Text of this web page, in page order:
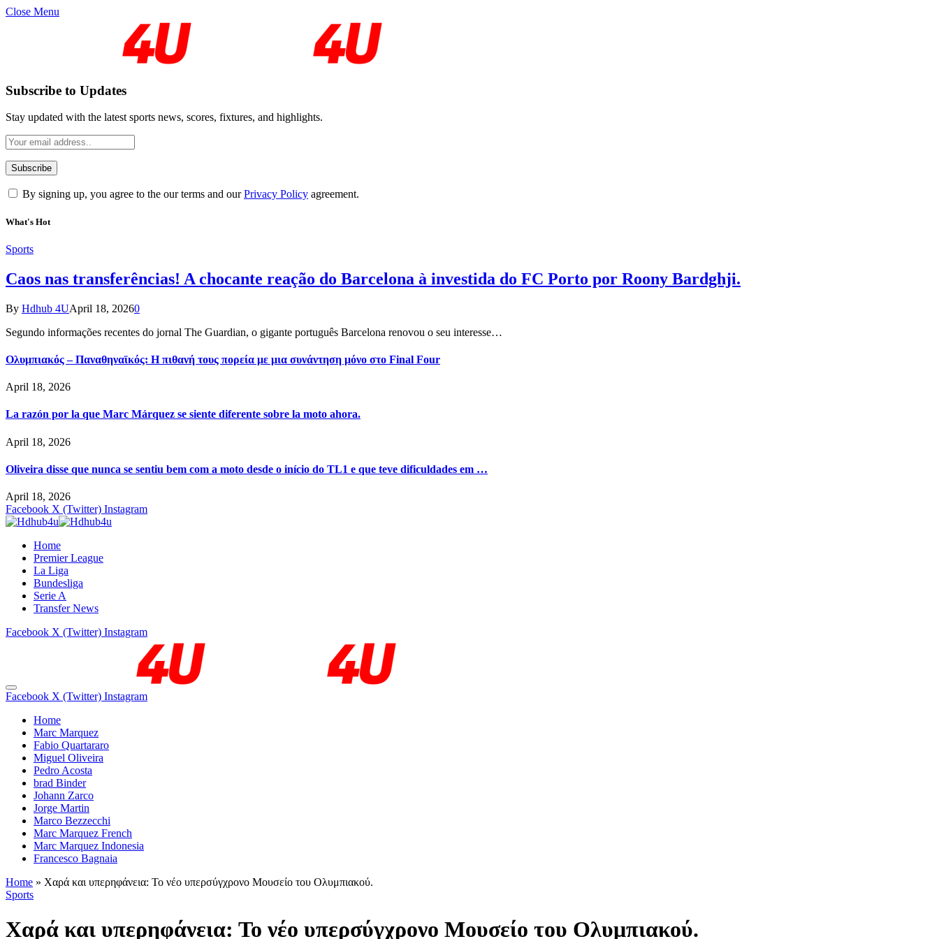
Close Menu
Subscribe to Updates
Stay updated with the latest sports news, scores, fixtures, and highlights.
By signing up, you agree to the our terms and ourPrivacy Policy agreement.
What's Hot
Sports
Caos nas transferências! A chocante reação do Barcelona à investida do FC Porto por Roony Bardghji.
By Hdhub 4UApril 18, 20260
Segundo informações recentes do jornal The Guardian, o gigante português Barcelona renovou o seu interesse…
Ολυμπιακός – Παναθηναϊκός: Η πιθανή τους πορεία με μια συνάντηση μόνο στο Final Four
April 18, 2026
La razón por la que Marc Márquez se siente diferente sobre la moto ahora.
April 18, 2026
Oliveira disse que nunca se sentiu bem com a moto desde o início do TL1 e que teve dificuldades em …
April 18, 2026
Facebook X (Twitter) Instagram
Home
Premier League
La Liga
Bundesliga
Serie A
Transfer News
Facebook X (Twitter) Instagram
Facebook X (Twitter) Instagram
Home
Marc Marquez
Fabio Quartararo
Miguel Oliveira
Pedro Acosta
brad Binder
Johann Zarco
Jorge Martin
Marco Bezzecchi
Marc Marquez French
Marc Marquez Indonesia
Francesco Bagnaia
Home » Χαρά και υπερηφάνεια: Το νέο υπερσύγχρονο Μουσείο του Ολυμπιακού.
Sports
Χαρά και υπερηφάνεια: Το νέο υπερσύγχρονο Μουσείο του Ολυμπιακού.